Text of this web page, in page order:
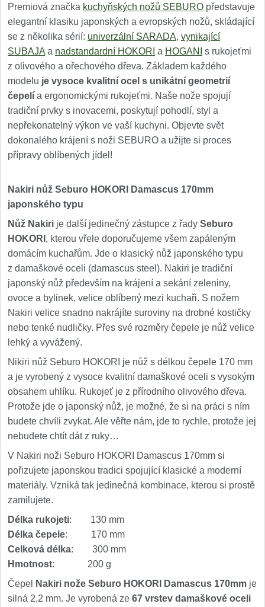
Premiová značka kuchyňských nožů SEBURO představuje
elegantní klasiku japonských a evropských nožů, skládající
se z několika sérií: univerzální SARADA, vynikající
SUBAJA a nadstandardní HOKORI a HOGANI
s rukojeťmi
z olivového a ořechového dřeva. Základem každého
modelu je vysoce kvalitní ocel s unikátní geometrií
čepelí a ergonomickými rukojeťmi. Naše nože spojují
tradiční prvky s inovacemi, poskytují pohodlí, styl a
nepřekonatelný výkon ve vaší kuchyni. Objevte svět
dokonalého krájení s noži SEBURO a užijte si proces
přípravy oblíbených jídel!
Nakiri nůž Seburo HOKORI Damascus 170mm
japonského typu
Nůž Nakiri je další jedinečný zástupce z řady Seburo
HOKORI , kterou vřele doporučujeme všem zapáleným
domácím kuchařům. Jde o klasický nůž japonského typu
z damaškové oceli (damascus steel). Nakiri je tradiční
japonský nůž především na krájení a sekání zeleniny,
ovoce a bylinek, velice oblíbený mezi kuchaři. S nožem
Nakiri velice snadno nakrájíte suroviny na drobné kostičky
nebo tenké nudličky. Přes své rozměry čepele je nůž velice
lehký a vyvážený.
Nikiri nůž Seburo HOKORI je nůž s délkou čepele 170 mm
a je vyrobený z vysoce kvalitní damaškové oceli s vysokým
obsahem uhlíku. Rukojeť je z přírodního olivového dřeva.
Protože jde o japonský nůž, je možné, že si na práci s ním
budete chvíli zvykat. Ale věřte nám, jde to rychle, protože jej
nebudete chtít dát z ruky…
V Nakiri noži Seburo HOKORI Damascus 170mm si
pořizujete japonskou tradici spojující klasické a moderní
materiály. Vzniká tak jedinečná kombinace, kterou si prostě
zamilujete.
Délka rukojeti: 130 mm
Délka čepele: 170 mm
Celková délka: 300 mm
Hmotnost: 200 g
Čepel
Nakiri nože Seburo HOKORI Damascus 170mm je
silná 2,2 mm. Je vyrobená ze 67 vrstev damaškové oceli